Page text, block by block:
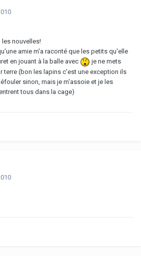
nouvelles!
amie m'a raconté que les petits qu'elle
en jouant à la balle avec
je ne mets
terre (bon les lapins c'est une exception ils
sinon, mais je m'assoie et je les
tous dans la cage)